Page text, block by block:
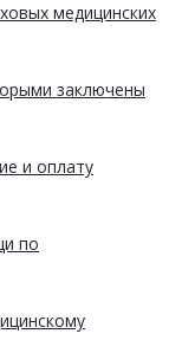
медицинских
заключены
и оплату
по